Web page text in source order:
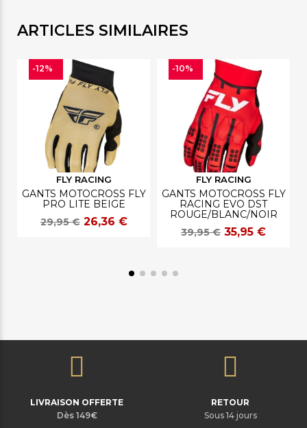
ARTICLES SIMILAIRES
FLY RACING
GANTS MOTOCROSS FLY
PRO LITE BEIGE
29,95 € 26,36 €
-12%
FLY RACING
GANTS MOTOCROSS FLY
RACING EVO DST
ROUGE/BLANC/NOIR
39,95 € 35,95 €
-10%
LIVRAISON OFFERTE
Dès 149€
RETOUR
Sous 14 jours